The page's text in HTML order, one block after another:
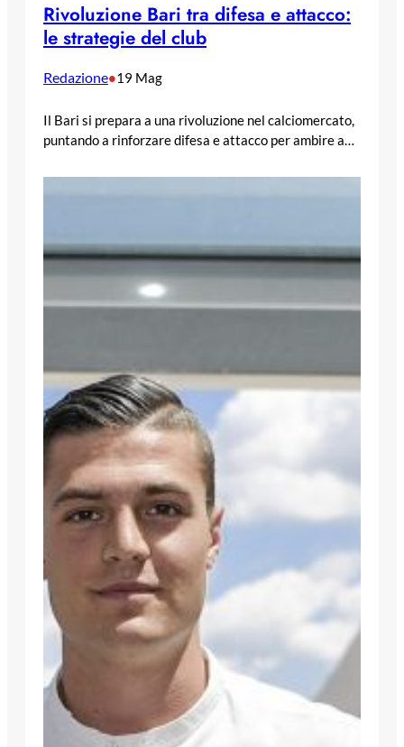
Rivoluzione Bari tra difesa e attacco:
le strategie del club
Redazione•19 Mag
Il Bari si prepara a una rivoluzione nel calciomercato,
puntando a rinforzare difesa e attacco per ambire a…